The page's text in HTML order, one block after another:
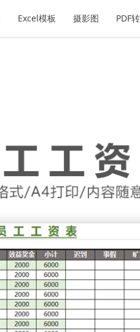
Excel模板 摄影图 PDF